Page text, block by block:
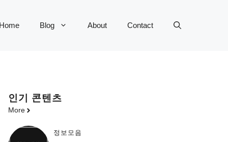
Home Blog About Contact
인기 콘텐츠
More
정보모음